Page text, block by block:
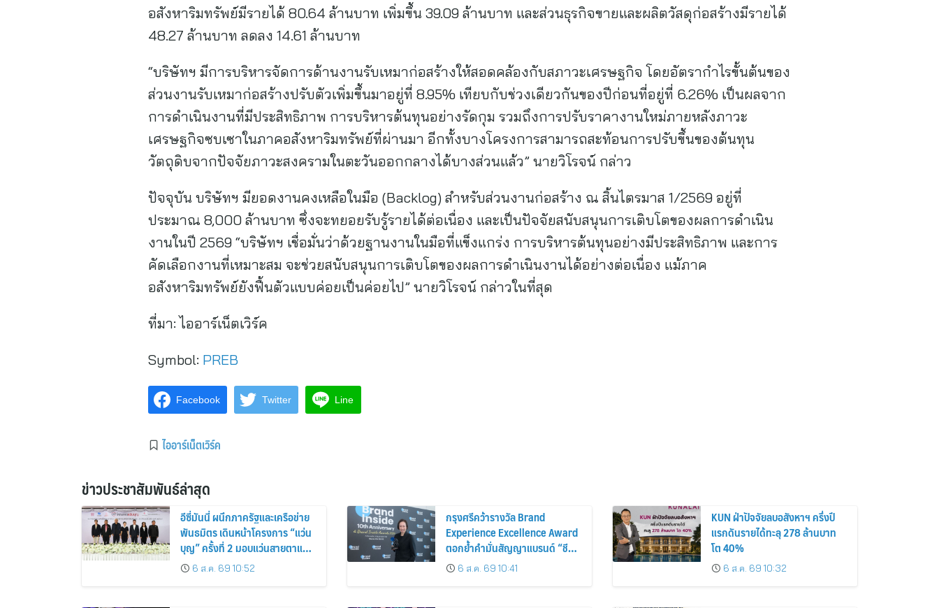
อสังหาริมทรัพย์มีรายได้ 80.64 ล้านบาท เพิ่มขึ้น 39.09 ล้านบาท และส่วนธุรกิจขายและผลิตวัสดุก่อสร้างมีรายได้
48.27 ล้านบาท ลดลง 14.61 ล้านบาท
“บริษัทฯ มีการบริหารจัดการด้านงานรับเหมาก่อสร้างให้สอดคล้องกับสภาวะเศรษฐกิจ โดยอัตรากำไรขั้นต้นของ
ส่วนงานรับเหมาก่อสร้างปรับตัวเพิ่มขึ้นมาอยู่ที่ 8.95% เทียบกับช่วงเดียวกันของปีก่อนที่อยู่ที่ 6.26% เป็นผลจาก
การดำเนินงานที่มีประสิทธิภาพ การบริหารต้นทุนอย่างรัดกุม รวมถึงการปรับราคางานใหม่ภายหลังภาวะ
เศรษฐกิจซบเซาในภาคอสังหาริมทรัพย์ที่ผ่านมา อีกทั้งบางโครงการสามารถสะท้อนการปรับขึ้นของต้นทุน
วัตถุดิบจากปัจจัยภาวะสงครามในตะวันออกกลางได้บางส่วนแล้ว” นายวิโรจน์ กล่าว
ปัจจุบัน บริษัทฯ มียอดงานคงเหลือในมือ (Backlog) สำหรับส่วนงานก่อสร้าง ณ สิ้นไตรมาส 1/2569 อยู่ที่
ประมาณ 8,000 ล้านบาท ซึ่งจะทยอยรับรู้รายได้ต่อเนื่อง และเป็นปัจจัยสนับสนุนการเติบโตของผลการดำเนิน
งานในปี 2569 “บริษัทฯ เชื่อมั่นว่าด้วยฐานงานในมือที่แข็งแกร่ง การบริหารต้นทุนอย่างมีประสิทธิภาพ และการ
คัดเลือกงานที่เหมาะสม จะช่วยสนับสนุนการเติบโตของผลการดำเนินงานได้อย่างต่อเนื่อง แม้ภาค
อสังหาริมทรัพย์ยังฟื้นตัวแบบค่อยเป็นค่อยไป” นายวิโรจน์ กล่าวในที่สุด
ที่มา: ไออาร์เน็ตเวิร์ค
Symbol: PREB
Facebook Twitter Line
ไออาร์เน็ตเวิร์ค
ข่าวประชาสัมพันธ์ล่าสุด
อีซี่มันนี่ ผนึกภาครัฐและเครือข่าย
พันธมิตร เดินหน้าโครงการ “แว่น
บุญ” ครั้งที่ 2 มอบแว่นสายตาแก่
ประชาชน 600 คน ขยายโอกาส
การมองเห็นสู่ชุมชนไทย
6 ส.ค. 69 10:52
กรุงศรีคว้ารางวัล Brand
Experience Excellence Award
ตอกย้ำคำมั่นสัญญาแบรนด์ “ชีวิต
ง่าย ได้ทุกวัน”
6 ส.ค. 69 10:41
KUN ฝ่าปัจจัยลบอสังหาฯ ครึ่งปี
แรกดันรายได้ทะลุ 278 ล้านบาท
โต 40%
6 ส.ค. 69 10:32